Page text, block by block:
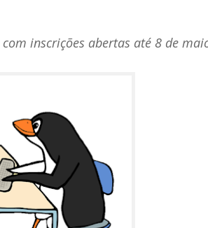
inscrições abertas até 8 de